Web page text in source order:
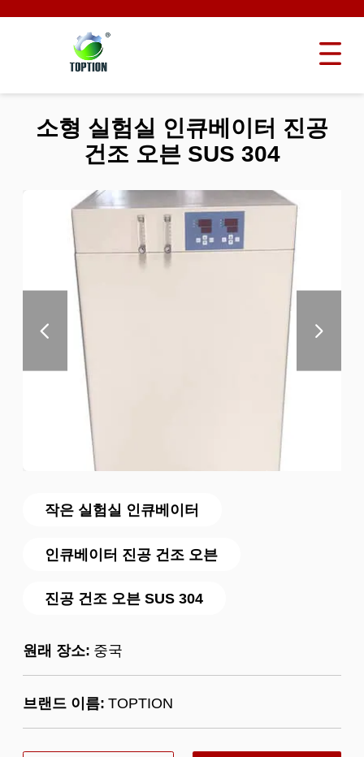
작은 실험실 인큐베이터
인큐베이터 진공 건조 오븐
진공 건조 오븐 SUS 304
원래 장소: 중국
브랜드 이름: TOPTION
소형 실험실 인큐베이터 진공
건조 오븐 SUS 304